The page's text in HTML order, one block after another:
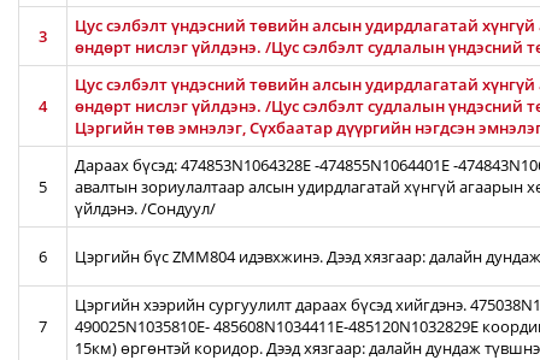
3
Цус сэлбэлт үндэсний төвийн алсын удирдлагатай
өндөрт нислэг үйлдэнэ. /Цус сэлбэлт судлалын
4
Цус сэлбэлт үндэсний төвийн алсын удирдлагатай
өндөрт нислэг үйлдэнэ. /Цус сэлбэлт судлалын үндэсний
Цэргийн төв эмнэлэг, Сүхбаатар дүүргийн нэгдсэн
5
Дараах бүсэд: 474853N1064328E -474855N1064401E -
авалтын зориулалтаар алсын удирдлагатай хүнгүй агаарын
үйлдэнэ. /Сондуул/
6 Цэргийн бүс ZMM804 идэвхжинэ. Дээд хязгаар: далайн
7
Цэргийн хээрийн сургуулилт дараах бүсэд хийгдэнэ.
490025N1035810E- 485608N1034411E-485120N1032829E
15км) өргөнтэй коридор. Дээд хязгаар: далайн дундаж